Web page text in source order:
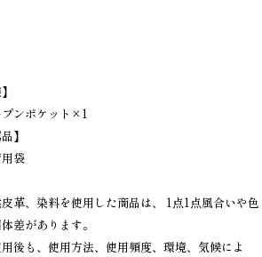
プンポケット×1
】
用袋
革、染料を使用した商品は、 1点1点風合いや色
差があります。
後も、使用方法、使用頻度、環境、気候によ